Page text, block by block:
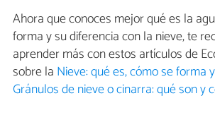
Ahora que conoces mejor qué es la
forma y su diferencia con la nieve, te
aprender más con estos artículos de
sobre la Nieve: qué es, cómo se forma
Gránulos de nieve o cinarra: qué son y